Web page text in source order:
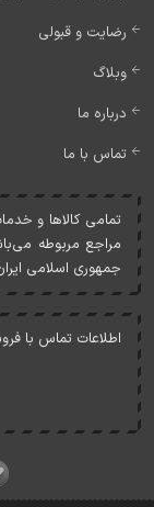
رضایت و قبولی
وبلاگ
درباره ما
تماس با ما
تمامی کالاها و
مراجع مربوطه
جمهوری اسلامی
اطلاعات تماس با